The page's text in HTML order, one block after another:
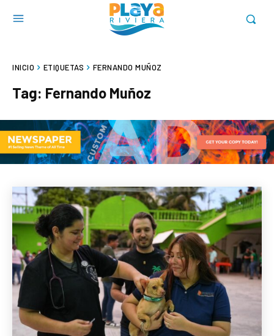
INICIO ETIQUETAS FERNANDO MUÑOZ
Tag: Fernando Muñoz